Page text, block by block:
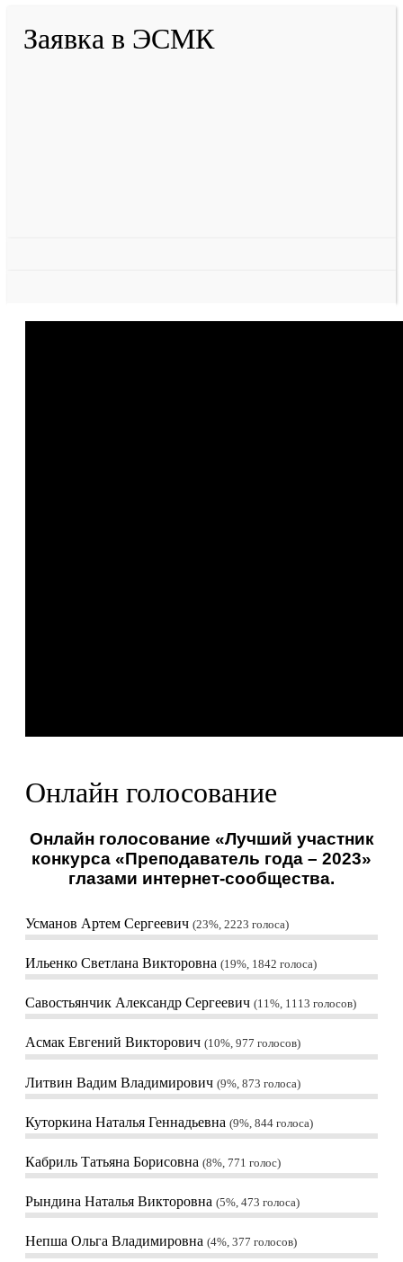
Заявка в ЭСМК
Онлайн голосование
Онлайн голосование «Лучший участник
конкурса «Преподаватель года – 2023»
глазами интернет-сообщества.
Усманов Артем Сергеевич 23%, 2223 голоса
Ильенко Светлана Викторовна 19%, 1842 голоса
Савостьянчик Александр Сергеевич 11%, 1113 голосов
Асмак Евгений Викторович 10%, 977 голосов
Литвин Вадим Владимирович 9%, 873 голоса
Куторкина Наталья Геннадьевна 9%, 844 голоса
Кабриль Татьяна Борисовна 8%, 771 голос
Рындина Наталья Викторовна 5%, 473 голоса
Непша Ольга Владимировна 4%, 377 голосов